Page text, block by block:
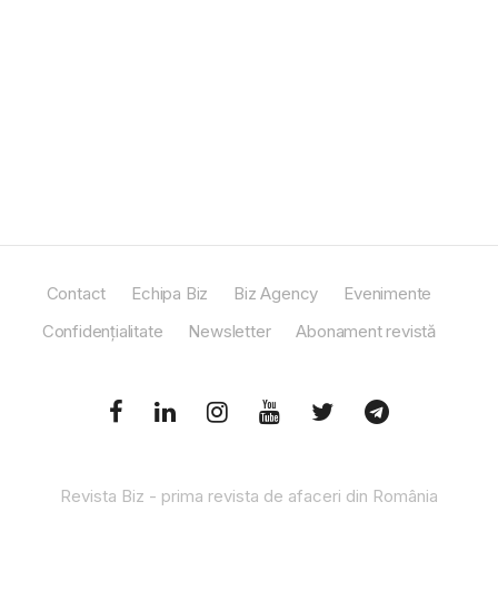
Contact Echipa Biz Biz Agency
Evenimente
Confidențialitate
Newsletter Abonament revistă
Revista Biz - prima revista de afaceri din România